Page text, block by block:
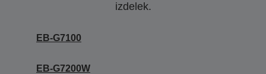
izdelek.
EB-G7100
EB-G7200W